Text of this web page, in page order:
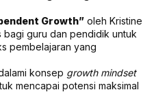
Growth” oleh Kristine
bagi guru dan pendidik untuk
pembelajaran yang
konsep growth mindset
mencapai potensi maksimal